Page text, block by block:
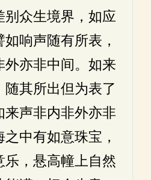
别众生境界，如应
响声随有所表，
外亦非中间。如来
其所出但为表了
来声非内非外亦非
中有如意珠宝，
乐，悬高幢上自然